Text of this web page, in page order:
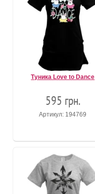
Туника Love to Dance
595 грн.
Артикул: 194769